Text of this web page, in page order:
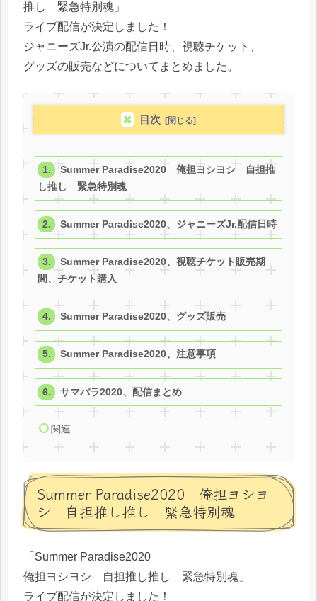
推し 緊急特別魂」
ライブ配信が決定しました！
ジャニーズJr.公演の配信日時、視聴チケット、
グッズの販売などについてまとめました。
目次
Summer Paradise2020 俺担ヨシヨシ 自担推
し推し 緊急特別魂
Summer Paradise2020、ジャニーズJr.配信日時
Summer Paradise2020、視聴チケット販売期
間、チケット購入
Summer Paradise2020、グッズ販売
Summer Paradise2020、注意事項
サマパラ2020、配信まとめ
関連
Summer Paradise2020 俺担ヨシヨ
シ 自担推し推し 緊急特別魂
「Summer Paradise2020
俺担ヨシヨシ 自担推し推し 緊急特別魂」
ライブ配信が決定しました！